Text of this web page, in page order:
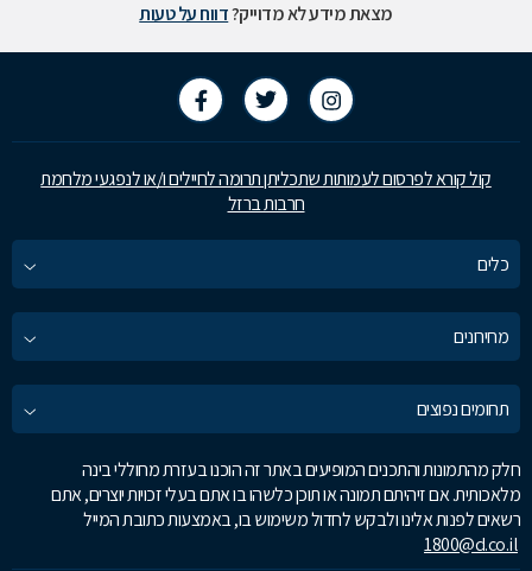
מצאת מידע לא מדוייק?דווח על טעות
קול קורא לפרסום לעמותות שתכליתן תרומה לחיילים ו/או לנפגעי מלחמת
חרבות ברזל
כלים
מחירונים
תחומים נפוצים
חלק מהתמונות והתכנים המופיעים באתר זה הוכנו בעזרת מחוללי בינה
מלאכותית. אם זיהיתם תמונה או תוכן כלשהו בו אתם בעלי זכויות יוצרים, אתם
רשאים לפנות אלינו ולבקש לחדול משימוש בו, באמצעות כתובת המייל
1800@d.co.il